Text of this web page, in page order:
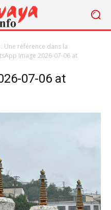
Une référence dans la
Image 2026-07-06 at
07-06 at